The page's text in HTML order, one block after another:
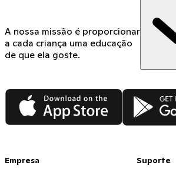
A nossa missão é proporcionar
a cada criança uma educação
de que ela goste.
App Store Google Play
Empresa Suporte